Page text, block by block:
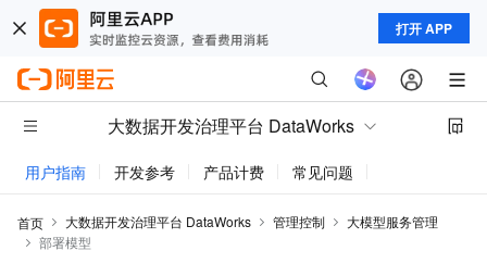
打开 APP
大数据开发治理平台 DataWorks
用户指南 开发参考 产品计费 常见问题
首页 大数据开发治理平台 DataWorks 管理控制
大模型服务管理
部署模型